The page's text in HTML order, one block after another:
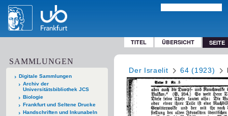
TITEL ÜBERSICHT SEITE
SAMMLUNGEN
Digitale Sammlungen
Archiv der
Universitätsbibliothek JCS
Biologie
Frankfurt und Seltene Drucke
Handschriften und Inkunabeln
Der Israelit 64 (1923)